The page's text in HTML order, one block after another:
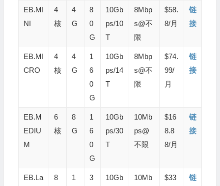
EB.MI
NI
4
核
4
G
8
0
G
10Gb
ps/10
T
8Mbp
s@不
限
$58.
8/月
链
接
EB.MI
CRO
4
核
4
G
1
6
0
G
10Gb
ps/14
T
8Mbp
s@不
限
$74.
99/
月
链
接
EB.M
EDIU
M
6
核
8
G
1
6
0
G
10Gb
ps/30
T
10Mb
ps@
不限
$16
8.8
8/月
链
接
EB.La
8
1
3
10Gb
10Mb
$33
链